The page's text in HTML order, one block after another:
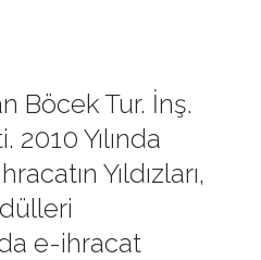
Böcek Tur. İnş.
2010 Yılında
Yıldızları,
e-ihracat